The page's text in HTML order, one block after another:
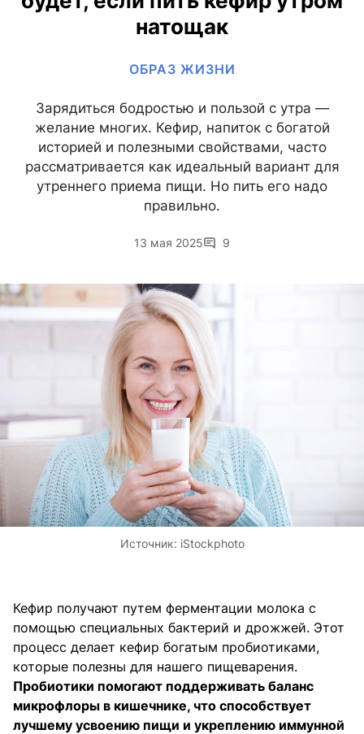
натощак
ОБРАЗ ЖИЗНИ
Зарядиться бодростью и пользой с утра —
желание многих. Кефир, напиток с богатой
историей и полезными свойствами, часто
рассматривается как идеальный вариант для
утреннего приема пищи. Но пить его надо
правильно.
13 мая 2025 9
Источник: iStockphoto
Кефир получают путем ферментации молока с
помощью специальных бактерий и дрожжей. Этот
процесс делает кефир богатым пробиотиками,
которые полезны для нашего пищеварения.
Пробиотики помогают поддерживать баланс
микрофлоры в кишечнике, что способствует
лучшему усвоению пищи и укреплению иммунной